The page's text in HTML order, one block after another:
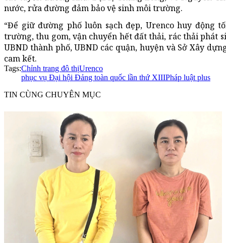
nước, rửa đường đảm bảo vệ sinh môi trường.
“Để giữ đường phố luôn sạch đẹp, Urenco huy động
trường, thu gom, vận chuyển hết đất thải, rác thải phát
UBND thành phố, UBND các quận, huyện và Sở Xây
cam kết.
Tags:Chỉnh trang đô thịUrenco
phục vụ Đại hội Đảng toàn quốc lần thứ XIIIPháp luật plus
TIN CÙNG CHUYÊN MỤC